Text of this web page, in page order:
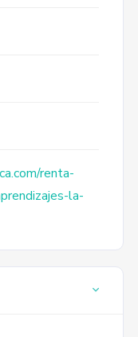
renta-
la-